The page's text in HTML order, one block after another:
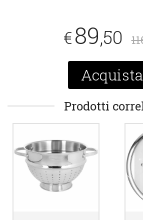
€89,50
Acquista
Prodotti